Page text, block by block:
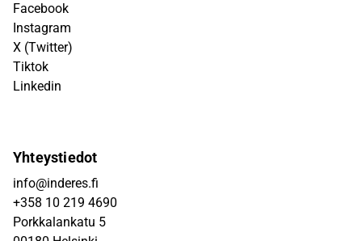
Facebook
Instagram
X (Twitter)
Tiktok
Linkedin
Yhteystiedot
info@inderes.fi
+358 10 219 4690
Porkkalankatu 5